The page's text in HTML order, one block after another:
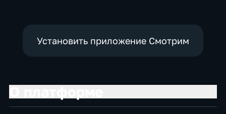
Установить приложение Смотрим